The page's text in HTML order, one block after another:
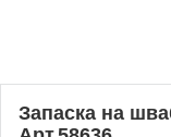
Запаска на